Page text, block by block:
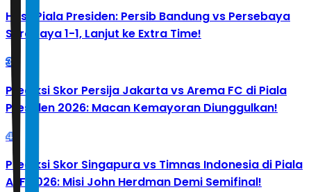
Hasil Piala Presiden: Persib Bandung vs Persebaya
Surabaya 1-1, Lanjut ke Extra Time!
3
Prediksi Skor Persija Jakarta vs Arema FC di Piala
Presiden 2026: Macan Kemayoran Diunggulkan!
4
Prediksi Skor Singapura vs Timnas Indonesia di Piala
AFF 2026: Misi John Herdman Demi Semifinal!